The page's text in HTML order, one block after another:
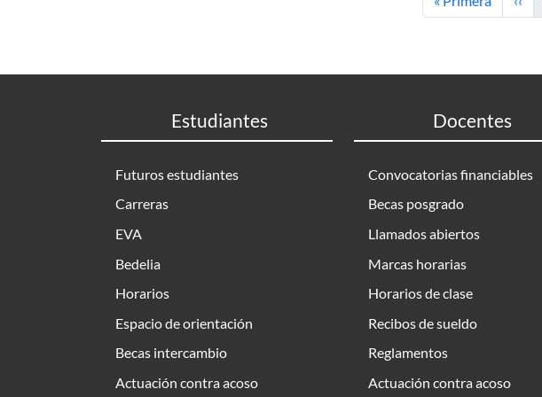
Estudiantes
Futuros estudiantes
Carreras
EVA
Bedelia
Horarios
Espacio de orientación
Becas intercambio
Actuación contra acoso
Docentes
Convocatorias financiables
Becas posgrado
Llamados abiertos
Marcas horarias
Horarios de clase
Recibos de sueldo
Reglamentos
Actuación contra acoso